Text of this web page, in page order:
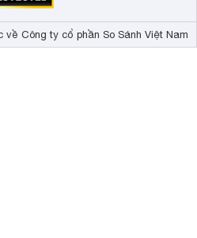
Công ty cổ phần So Sánh Việt Nam